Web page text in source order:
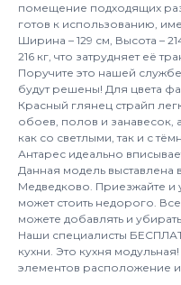
помещение подходящих
готов к использованию,
Ширина – 129 см, Высота –
216 кг, что затрудняет её
Поручите это нашей
будут решены! Для цвета
Красный глянец страйп
обоев, полов и занавесок,
как со светлыми, так и с
Антарес идеально
Данная модель выставлена
Медведково. Приезжайте и
может стоить недорого.
можете добавлять и
Наши специалисты
кухни. Это кухня
элементов расположение и